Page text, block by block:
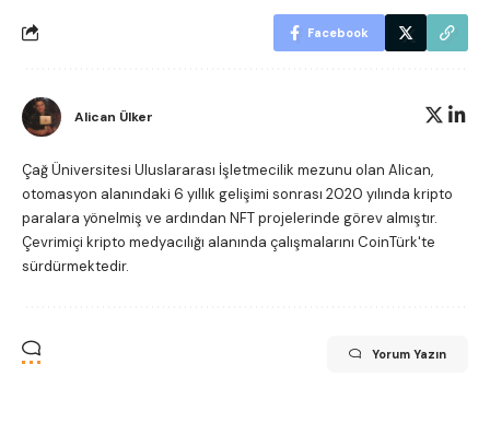
Facebook
Alican Ülker
Çağ Üniversitesi Uluslararası İşletmecilik mezunu olan Alican,
otomasyon alanındaki 6 yıllık gelişimi sonrası 2020 yılında kripto
paralara yönelmiş ve ardından NFT projelerinde görev almıştır.
Çevrimiçi kripto medyacılığı alanında çalışmalarını CoinTürk'te
sürdürmektedir.
Yorum Yazın